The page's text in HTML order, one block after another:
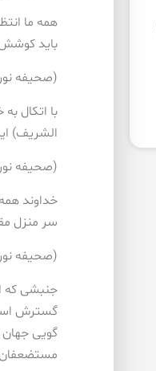
همه ما
باید کوشش
(صحیفه نور
با اتکال
الشریف)
(صحیفه نور
خداوند
سر منزل
(صحیفه نور
جنبشی که
گسترش
گویی جهان